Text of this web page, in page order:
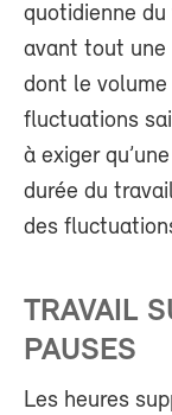
quotidienne du
avant tout une
dont le
fluctuations
à exiger
durée du
des
TRAVAIL
PAUSES
Les heures